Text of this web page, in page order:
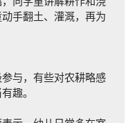
手翻土、灌溉，再为
与，有些对农耕略感
趣。